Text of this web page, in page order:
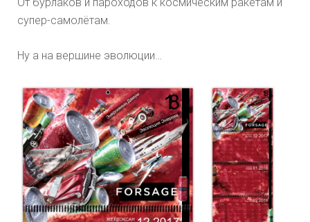
супер-самолётам.
Ну а на вершине эволюции…